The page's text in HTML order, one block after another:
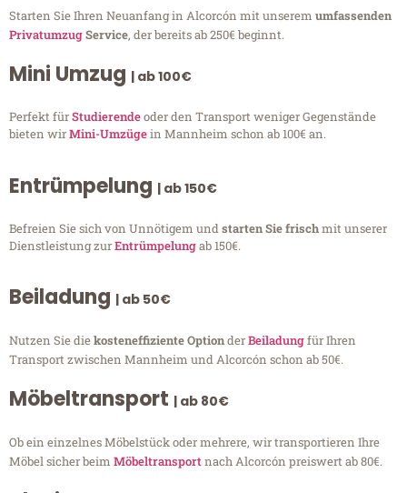
Starten Sie Ihren Neuanfang in Alcorcón mit unserem umfassenden
PrivatumzugService, der bereits ab 250€ beginnt.
Mini Umzug | ab 100€
Perfekt fürStudierendeoder den Transport weniger Gegenstände
bieten wirMini-Umzügein Mannheim schon ab 100€ an.
Entrümpelung | ab 150€
Befreien Sie sich von Unnötigem undstarten Sie frischmit unserer
Dienstleistung zurEntrümpelungab 150€.
Beiladung | ab 50€
Nutzen Sie diekosteneffiziente OptionderBeiladungfür Ihren
Transport zwischen Mannheim und Alcorcón schon ab 50€.
Möbeltransport | ab 80€
Ob ein einzelnes Möbelstück oder mehrere, wir transportieren Ihre
Möbel sicher beim Möbeltransportnach Alcorcón preiswert ab 80€.